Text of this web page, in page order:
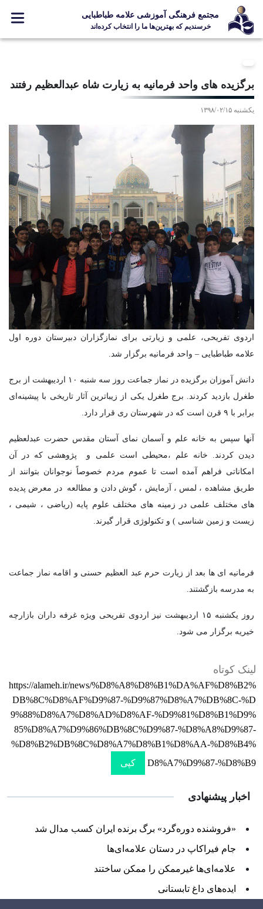
مجتمع فرهنگی آموزشی علامه طباطبایی
خرسندیم که بهترین‌ها ما را انتخاب کرده‌اند
ثبت نام
مدارس
علامه +
ارتباط با ما
Designed and Developed by Kavano Team 2016-18
برگزیده های واحد فرمانیه به زیارت شاه عبدالعظیم رفتند
یکشنبه ۱۳۹۸/۰۲/۱۵
اردوی تفریحی، علمی و زیارتی برای نمازگزاران دبیرستان دوره اول
علامه طباطبایی – واحد فرمانیه برگزار شد.
دانش آموزان برگزیده در نماز جماعت روز سه شنبه ۱۰ اردیبهشت از برج
طغرل بازدید کردند. برج طغرل یکی از زیباترین آثار تاریخی با پیشینه‌ای
برابر با ۹ قرن است که در شهرستان ری قرار دارد.
آنها سپس به خانه علم و آسمان نمای آستان مقدس حضرت عبدلعظیم
دیدن کردند. خانه علم ،محیطی است علمی و پژوهشی كه در آن
امكاناتی فراهم آمده است تا عموم مردم خصوصاً نوجوانان بتوانند از
طریق مشاهده ، لمس ، آزمایش ، گوش دادن و مطالعه در معرض پدیده
های مختلف علمی در زمینه های مختلف علوم پایه (ریاضی ، شیمی ،
زیست و زمین شناسی ) و تكنولوژی قرار گیرند.
فرمانیه ای ها بعد از زیارت حرم عبد العظیم حسنی و اقامه نماز جماعت
به مدرسه بازگشتند.
روز یکشنبه ۱۵ اردیبهشت نیز اردوی تفریحی ویژه غرفه داران بازارچه
خیریه برگزار می شود.
لینک کوتاه
https://alameh.ir/news/%D8%A8%D8%B1%DA%AF%D8%B2%
DB%8C%D8%AF%D9%87-%D9%87%D8%A7%DB%8C-%D
9%88%D8%A7%D8%AD%D8%AF-%D9%81%D8%B1%D9%
85%D8%A7%D9%86%DB%8C%D9%87-%D8%A8%D9%87-
%D8%B2%DB%8C%D8%A7%D8%B1%D8%AA-%D8%B4%
D8%A7%D9%87-%D8%B9
کپی
اخبار پیشنهادی
«فروشنده دوره‌گرد» برگ برنده ایران کسب مدال شد
جام فیراکاپ در دستان علامه‌ای‌ها
علامه‌ای‌ها غیرممکن را ممکن ساختند
ایده‌های داغ تابستانی